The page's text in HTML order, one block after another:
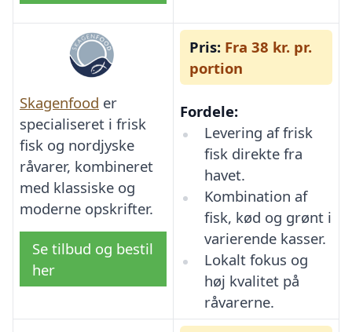
Skagenfood er
specialiseret i frisk
fisk og nordjyske
råvarer, kombineret
med klassiske og
moderne opskrifter.
Se tilbud og bestil
her
Pris: Fra 38 kr. pr.
portion
Fordele:
Levering af frisk
fisk direkte fra
havet.
Kombination af
fisk, kød og grønt i
varierende kasser.
Lokalt fokus og
høj kvalitet på
råvarerne.